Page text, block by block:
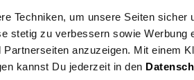
Techniken, um unsere Seiten
stetig zu verbessern sowie Werbung
anzuzeigen. Mit einem
kannst Du jederzeit in den
Beginn: August/September
Bewerbungen ab: Einem Jahr vor
Schulabschluss: gute mittlere Reife
Hochschulreife